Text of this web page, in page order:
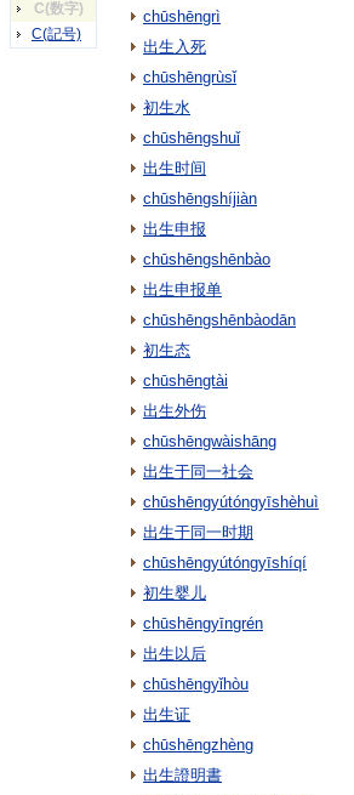
C(数字)
C(記号)
chūshēngrì
出生入死
chūshēngrùsǐ
初生水
chūshēngshuǐ
出生时间
chūshēngshíjiàn
出生申报
chūshēngshēnbào
出生申报单
chūshēngshēnbàodān
初生态
chūshēngtài
出生外伤
chūshēngwàishāng
出生于同一社会
chūshēngyútóngyīshèhuì
出生于同一时期
chūshēngyútóngyīshíqí
初生婴儿
chūshēngyīngrén
出生以后
chūshēngyǐhòu
出生证
chūshēngzhèng
出生證明書